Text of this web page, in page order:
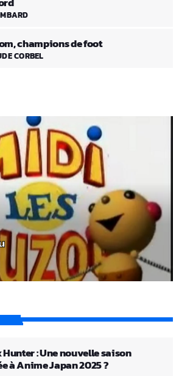
champions de foot
CORBEL
: Une nouvelle saison
à Anime Japan 2025 ?